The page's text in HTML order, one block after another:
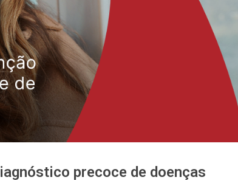
precoce de doenças